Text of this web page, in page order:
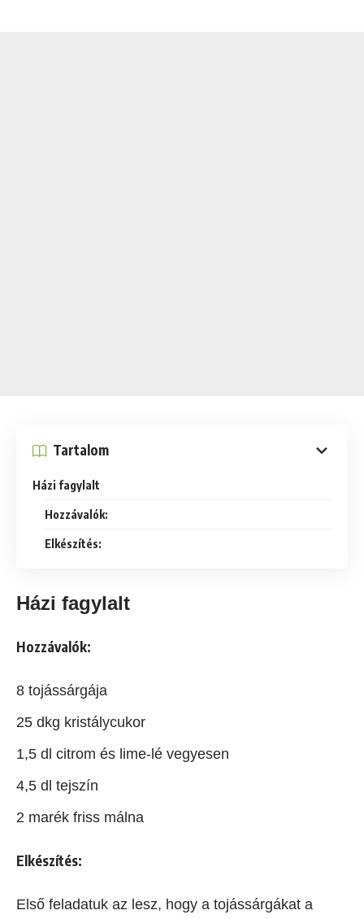
Tartalom
Házi fagylalt
Hozzávalók:
Elkészítés:
Házi fagylalt
Hozzávalók:
8 tojássárgája
25 dkg kristálycukor
1,5 dl citrom és lime-lé vegyesen
4,5 dl tejszín
2 marék friss málna
Elkészítés:
Első feladatuk az lesz, hogy a tojássárgákat a